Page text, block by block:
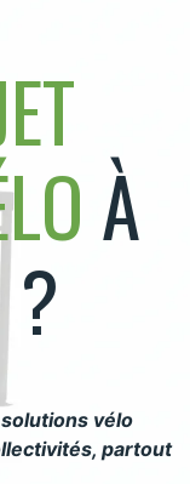
À
?
vélo
partout